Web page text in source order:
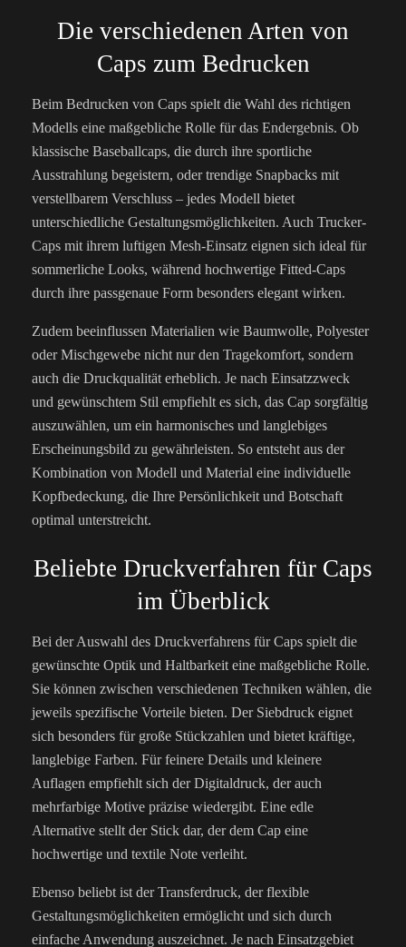
Die verschiedenen Arten von
Caps zum Bedrucken
Beim Bedrucken von Caps spielt die Wahl des richtigen
Modells eine maßgebliche Rolle für das Endergebnis. Ob
klassische Baseballcaps, die durch ihre sportliche
Ausstrahlung begeistern, oder trendige Snapbacks mit
verstellbarem Verschluss – jedes Modell bietet
unterschiedliche Gestaltungsmöglichkeiten. Auch Trucker-
Caps mit ihrem luftigen Mesh-Einsatz eignen sich ideal für
sommerliche Looks, während hochwertige Fitted-Caps
durch ihre passgenaue Form besonders elegant wirken.
Zudem beeinflussen Materialien wie Baumwolle, Polyester
oder Mischgewebe nicht nur den Tragekomfort, sondern
auch die Druckqualität erheblich. Je nach Einsatzzweck
und gewünschtem Stil empfiehlt es sich, das Cap sorgfältig
auszuwählen, um ein harmonisches und langlebiges
Erscheinungsbild zu gewährleisten. So entsteht aus der
Kombination von Modell und Material eine individuelle
Kopfbedeckung, die Ihre Persönlichkeit und Botschaft
optimal unterstreicht.
Beliebte Druckverfahren für Caps
im Überblick
Bei der Auswahl des Druckverfahrens für Caps spielt die
gewünschte Optik und Haltbarkeit eine maßgebliche Rolle.
Sie können zwischen verschiedenen Techniken wählen, die
jeweils spezifische Vorteile bieten. Der Siebdruck eignet
sich besonders für große Stückzahlen und bietet kräftige,
langlebige Farben. Für feinere Details und kleinere
Auflagen empfiehlt sich der Digitaldruck, der auch
mehrfarbige Motive präzise wiedergibt. Eine edle
Alternative stellt der Stick dar, der dem Cap eine
hochwertige und textile Note verleiht.
Ebenso beliebt ist der Transferdruck, der flexible
Gestaltungsmöglichkeiten ermöglicht und sich durch
einfache Anwendung auszeichnet. Je nach Einsatzgebiet